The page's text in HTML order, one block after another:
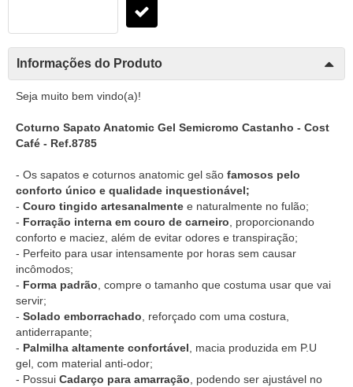
Informações do Produto
Seja muito bem vindo(a)!
Coturno Sapato Anatomic Gel Semicromo Castanho - Cost
Café - Ref.8785
- Os sapatos e coturnos anatomic gel são famosos pelo
conforto único e qualidade inquestionável;
- Couro tingido artesanalmente e naturalmente no fulão;
- Forração interna em couro de carneiro , proporcionando
conforto e maciez, além de evitar odores e transpiração;
- Perfeito para usar intensamente por horas sem causar
incômodos;
- Forma padrão , compre o tamanho que costuma usar que vai
servir;
- Solado emborrachado , reforçado com uma costura,
antiderrapante;
- Palmilha altamente confortável , macia produzida em P.U
gel, com material anti-odor;
- Possui Cadarço para amarração , podendo ser ajustável no